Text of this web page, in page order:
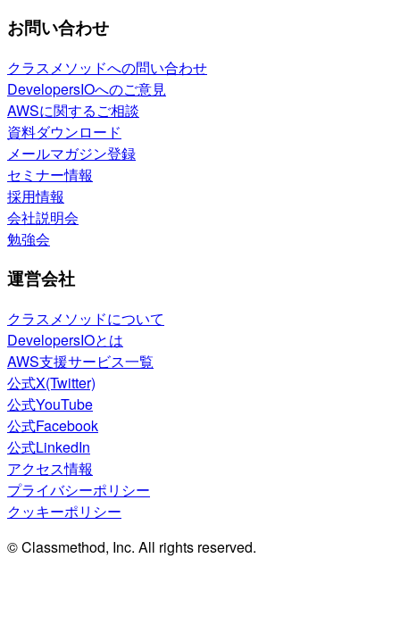
お問い合わせ
クラスメソッドへの問い合わせ
DevelopersIOへのご意見
AWSに関するご相談
資料ダウンロード
メールマガジン登録
セミナー情報
採用情報
会社説明会
勉強会
運営会社
クラスメソッドについて
DevelopersIOとは
AWS支援サービス一覧
公式X(Twitter)
公式YouTube
公式Facebook
公式LinkedIn
アクセス情報
プライバシーポリシー
クッキーポリシー
© Classmethod, Inc. All rights reserved.